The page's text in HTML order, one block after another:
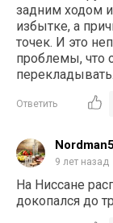
задним ходом
избытке, а
точек. И это
проблемы, что
перекладывать.
Ответить
9 лет назад
На Ниссане
докопался до